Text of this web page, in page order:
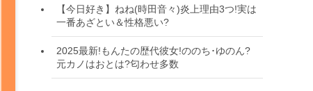
【今日好き】ねね(時田音々)炎上理由3つ!実は
一番あざとい＆性格悪い?
2025最新!もんたの歴代彼女!ののち･ゆのん?
元カノはおとは?匂わせ多数